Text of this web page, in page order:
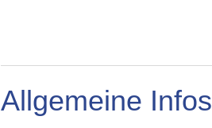
Allgemeine Infos